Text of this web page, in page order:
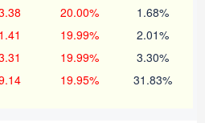
20.00% 1.68%
19.99% 2.01%
19.99% 3.30%
19.95% 31.83%